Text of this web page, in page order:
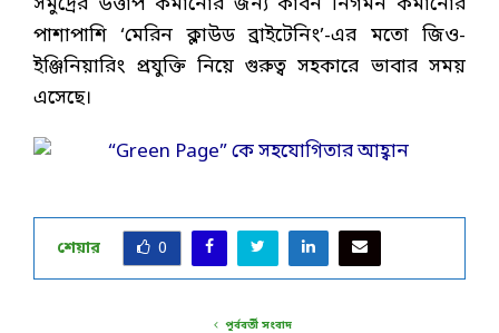
পাশাপাশি ‘মেরিন ক্লাউড ব্রাইটেনিং’-এর মতো জিও-
ইঞ্জিনিয়ারিং প্রযুক্তি নিয়ে গুরুত্ব সহকারে ভাবার সময়
এসেছে।
শেয়ার 0
পূর্ববর্তী সংবাদ